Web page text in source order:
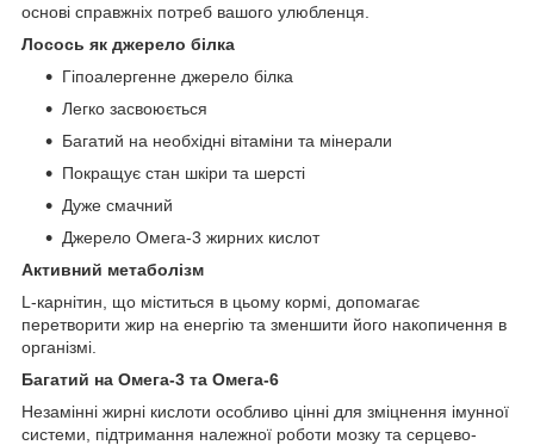
основі справжніх потреб вашого улюбленця.
Лосось як джерело білка
Гіпоалергенне джерело білка
Легко засвоюється
Багатий на необхідні вітаміни та мінерали
Покращує стан шкіри та шерсті
Дуже смачний
Джерело Омега-3 жирних кислот
Активний метаболізм
L-карнітин, що міститься в цьому кормі, допомагає
перетворити жир на енергію та зменшити його накопичення в
організмі.
Багатий на Омега-3 та Омега-6
Незамінні жирні кислоти особливо цінні для зміцнення імунної
системи, підтримання належної роботи мозку та серцево-